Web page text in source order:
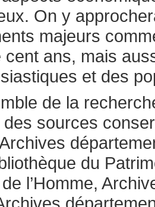
On y
majeurs
ans, mais
et des
de la
sources
du
l’Homme,